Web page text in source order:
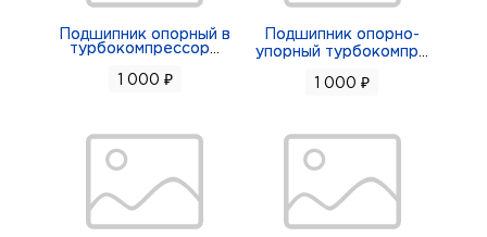
Подшипник опорный в
турбокомпрессор
1 000 ₽
Подшипник опорно-
упорный турбокомпр
1 000 ₽